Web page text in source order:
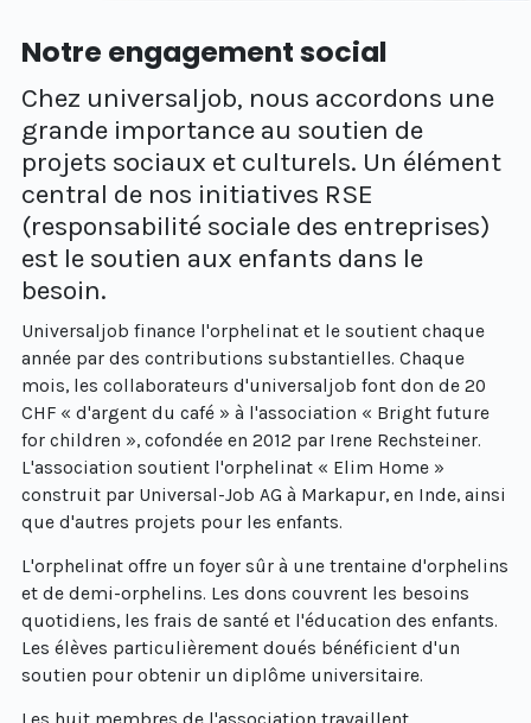
Notre engagement social
Chez universaljob, nous accordons une
grande importance au soutien de
projets sociaux et culturels. Un élément
central de nos initiatives RSE
(responsabilité sociale des entreprises)
est le soutien aux enfants dans le
besoin.
Universaljob finance l'orphelinat et le soutient chaque
année par des contributions substantielles. Chaque
mois, les collaborateurs d'universaljob font don de 20
CHF « d'argent du café » à l'association « Bright future
for children », cofondée en 2012 par Irene Rechsteiner.
L'association soutient l'orphelinat « Elim Home »
construit par Universal-Job AG à Markapur, en Inde, ainsi
que d'autres projets pour les enfants.
L'orphelinat offre un foyer sûr à une trentaine d'orphelins
et de demi-orphelins. Les dons couvrent les besoins
quotidiens, les frais de santé et l'éducation des enfants.
Les élèves particulièrement doués bénéficient d'un
soutien pour obtenir un diplôme universitaire.